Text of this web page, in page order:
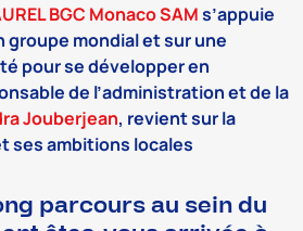
BGC Monaco SAMs’appuie
groupe mondial et sur une
pour se développer en
de l’administration et de la
Jouberjean, revient sur la
ses ambitions locales
parcours au sein du